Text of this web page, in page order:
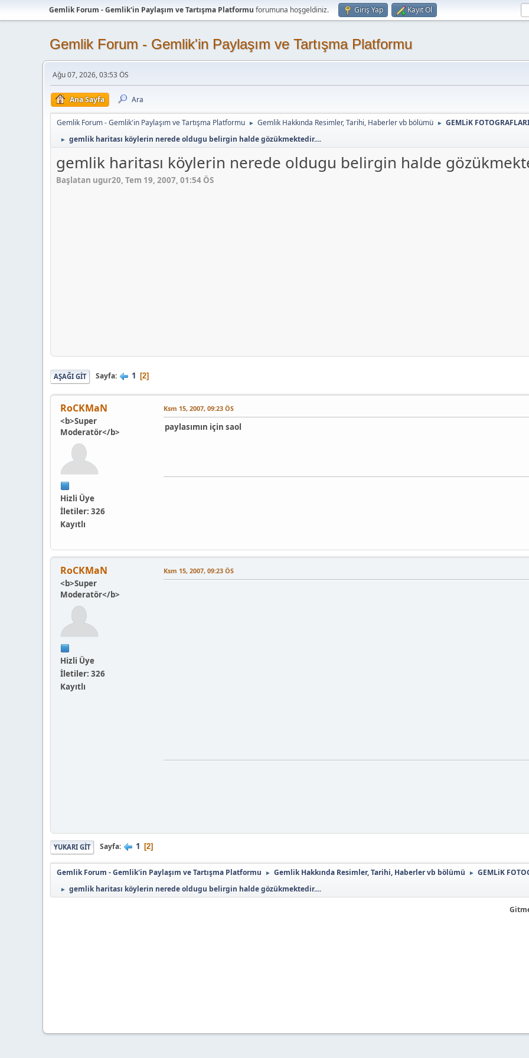
Gemlik Forum - Gemlik'in Paylaşım ve Tartışma Platformu forumuna hoşgeldiniz. Giriş Yap Kayıt Ol
Gemlik Forum - Gemlik'in Paylaşım ve Tartışma Platformu
Ağu 07, 2026, 03:53 ÖS
Ana Sayfa Ara
Gemlik Forum - Gemlik'in Paylaşım ve Tartışma Platformu ► Gemlik Hakkında Resimler, Tarihi, Haberler vb bölümü ► GEMLiK
► gemlik haritası köylerin nerede oldugu belirgin halde gözükmektedir....
gemlik haritası köylerin nerede oldugu belirgin halde
Başlatan ugur20, Tem 19, 2007, 01:54 ÖS
AŞAĞI GIT Sayfa 1 2
RoCKMaN
<b>Super
Moderatör</b>
Hizli Üye
İletiler: 326
Kayıtlı
Ksm 15, 2007, 09:23 ÖS
paylasımın için saol
RoCKMaN
<b>Super
Moderatör</b>
Hizli Üye
İletiler: 326
Kayıtlı
Ksm 15, 2007, 09:23 ÖS
YUKARI GIT Sayfa 1 2
Gemlik Forum - Gemlik'in Paylaşım ve Tartışma Platformu ► Gemlik Hakkında Resimler, Tarihi, Haberler vb bölümü ► GEMLiK
► gemlik haritası köylerin nerede oldugu belirgin halde gözükmektedir....